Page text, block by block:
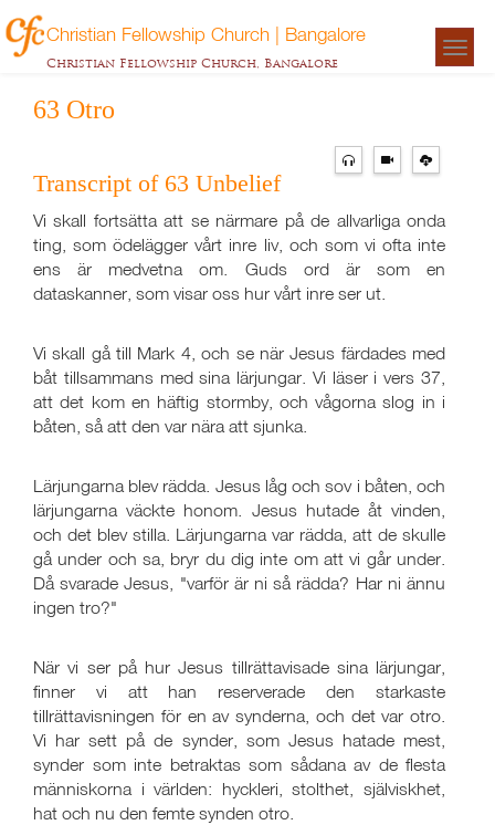
Christian Fellowship Church | Bangalore
Christian Fellowship Church, Bangalore
63 Otro
Transcript of 63 Unbelief
Vi skall fortsätta att se närmare på de allvarliga onda
ting, som ödelägger vårt inre liv, och som vi ofta inte
ens är medvetna om. Guds ord är som en
dataskanner, som visar oss hur vårt inre ser ut.
Vi skall gå till Mark 4, och se när Jesus färdades med
båt tillsammans med sina lärjungar. Vi läser i vers 37,
att det kom en häftig stormby, och vågorna slog in i
båten, så att den var nära att sjunka.
Lärjungarna blev rädda. Jesus låg och sov i båten, och
lärjungarna väckte honom. Jesus hutade åt vinden,
och det blev stilla. Lärjungarna var rädda, att de skulle
gå under och sa, bryr du dig inte om att vi går under.
Då svarade Jesus, "varför är ni så rädda? Har ni ännu
ingen tro?"
När vi ser på hur Jesus tillrättavisade sina lärjungar,
finner vi att han reserverade den starkaste
tillrättavisningen för en av synderna, och det var otro.
Vi har sett på de synder, som Jesus hatade mest,
synder som inte betraktas som sådana av de flesta
människorna i världen: hyckleri, stolthet, själviskhet,
hat och nu den femte synden otro.